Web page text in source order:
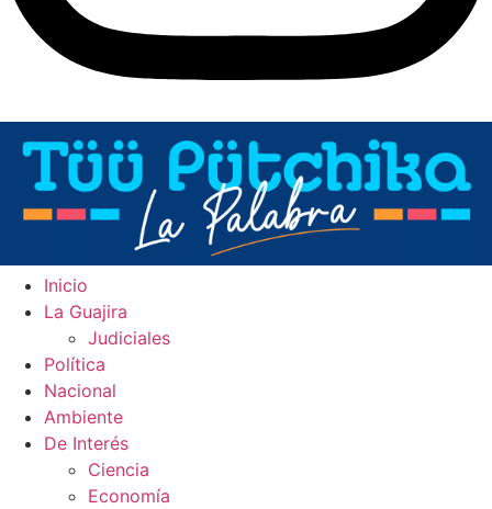
Inicio
La Guajira
Judiciales
Política
Nacional
Ambiente
De Interés
Ciencia
Economía